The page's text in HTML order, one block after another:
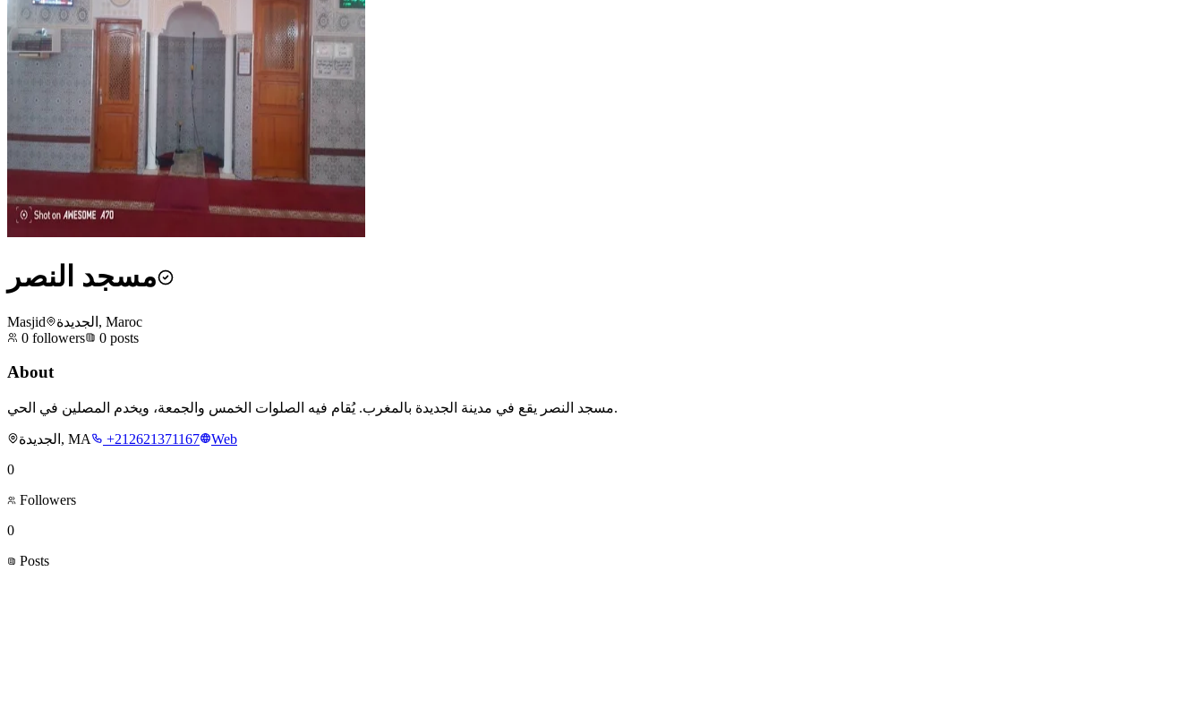
مسجد النصر
Masjid
الجديدة, Maroc
0 followers 0 posts
About
مسجد النصر يقع في مدينة الجديدة بالمغرب. يُقام فيه الصلوات الخمس والجمعة، ويخدم المصلين في الحي.
الجديدة, MA +212621371167
Web
0
Followers
0
Posts